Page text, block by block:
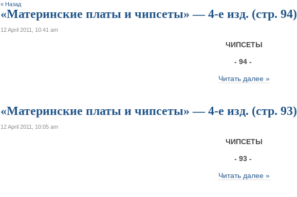
« Назад
«Материнские платы и чипсеты» — 4-е изд. (стр. 94)
12 April 2011, 10:41 am
ЧИПСЕТЫ
- 94 -
Читать далее »
«Материнские платы и чипсеты» — 4-е изд. (стр. 93)
12 April 2011, 10:05 am
ЧИПСЕТЫ
- 93 -
Читать далее »